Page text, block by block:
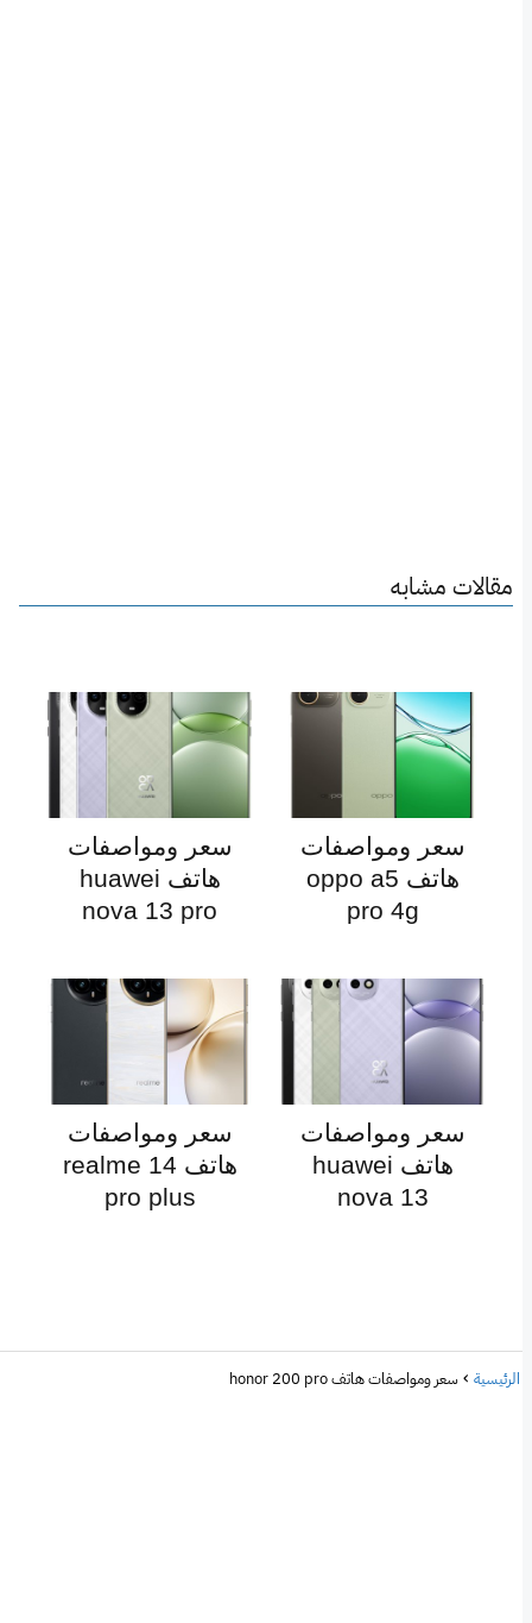
مقالات مشابه
سعر ومواصفات
هاتف oppo a5
pro 4g
سعر ومواصفات
هاتف huawei
nova 13 pro
سعر ومواصفات
هاتف huawei
nova 13
سعر ومواصفات
هاتف realme 14
pro plus
الرئيسية سعر ومواصفات هاتف honor 200 pro